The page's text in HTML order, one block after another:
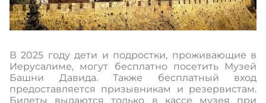
В 2025 году дети и подростки, проживающие в
Иерусалиме, могут бесплатно посетить Музей
Башни Давида. Также бесплатный вход
предоставляется призывникам и резервистам.
Билеты выдаются только в кассе музея при